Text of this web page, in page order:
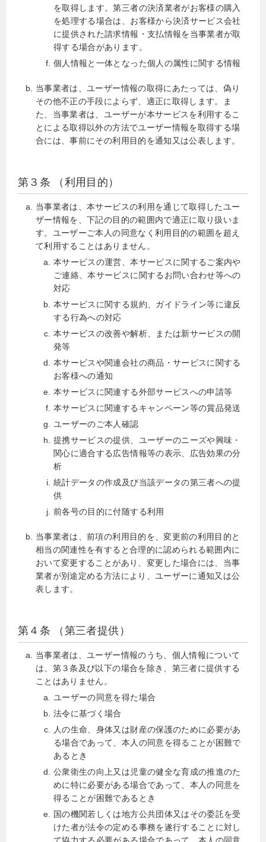
を取得します。第三者の決済業者がお客様の購入
を処理する場合は、お客様から決済サービス会社
に提供された請求情報・支払情報を当事業者が取
得する場合があります。
個人情報と一体となった個人の属性に関する情報
当事業者は、ユーザー情報の取得にあたっては、偽り
その他不正の手段によらず、適正に取得します。ま
た、当事業者は、ユーザーが本サービスを利用するこ
とによる取得以外の方法でユーザー情報を取得する場
合には、事前にその利用目的を通知又は公表します。
第３条 （利用目的）
当事業者は、本サービスの利用を通じて取得したユー
ザー情報を、下記の目的の範囲内で適正に取り扱いま
す。ユーザーご本人の同意なく利用目的の範囲を超え
て利用することはありません。
本サービスの運営、本サービスに関するご案内や
ご連絡、本サービスに関するお問い合わせ等への
対応
本サービスに関する規約、ガイドライン等に違反
する行為への対応
本サービスの改善や解析、または新サービスの開
発等
本サービスや関連会社の商品・サービスに関する
お客様への通知
本サービスに関連する外部サービスへの申請等
本サービスに関連するキャンペーン等の賞品発送
ユーザーのご本人確認
提携サービスの提供、ユーザーのニーズや興味・
関心に適合する広告情報等の表示、広告効果の分
析
統計データの作成及び当該データの第三者への提
供
前各号の目的に付随する利用
当事業者は、前項の利用目的を、変更前の利用目的と
相当の関連性を有すると合理的に認められる範囲内に
おいて変更することがあり、変更した場合には、当事
業者が別途定める方法により、ユーザーに通知又は公
表します。
第４条 （第三者提供）
当事業者は、ユーザー情報のうち、個人情報について
は、第３条及び以下の場合を除き、第三者に提供する
ことはありません。
ユーザーの同意を得た場合
法令に基づく場合
人の生命、身体又は財産の保護のために必要があ
る場合であって、本人の同意を得ることが困難で
あるとき
公衆衛生の向上又は児童の健全な育成の推進のた
めに特に必要がある場合であって、本人の同意を
得ることが困難であるとき
国の機関若しくは地方公共団体又はその委託を受
けた者が法令の定める事務を遂行することに対し